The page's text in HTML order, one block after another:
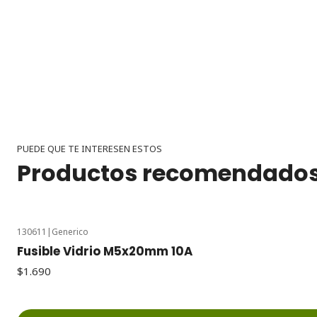
PUEDE QUE TE INTERESEN ESTOS
Productos
130611 | Generico
Fusible Vidrio M5x20mm 10A
$1.690